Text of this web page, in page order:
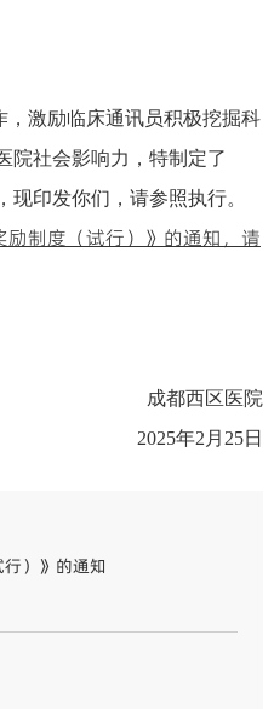
，激励临床通讯员积极挖掘科
院社会影响力，特制定了
现印发你们，请参照执行。
制度（试行）》的通知，请
成都西区医院
2025年2月25日
）》的通知